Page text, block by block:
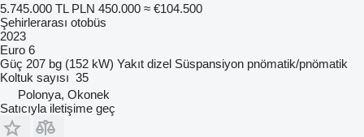
5.745.000 TL PLN 450.000 ≈ €104.500
Şehirlerarası otobüs
2023
Euro 6
Güç 207 bg (152 kW) Yakıt dizel Süspansiyon pnömatik/pnömatik
Koltuk sayısı 35
Polonya, Okonek
Satıcıyla iletişime geç